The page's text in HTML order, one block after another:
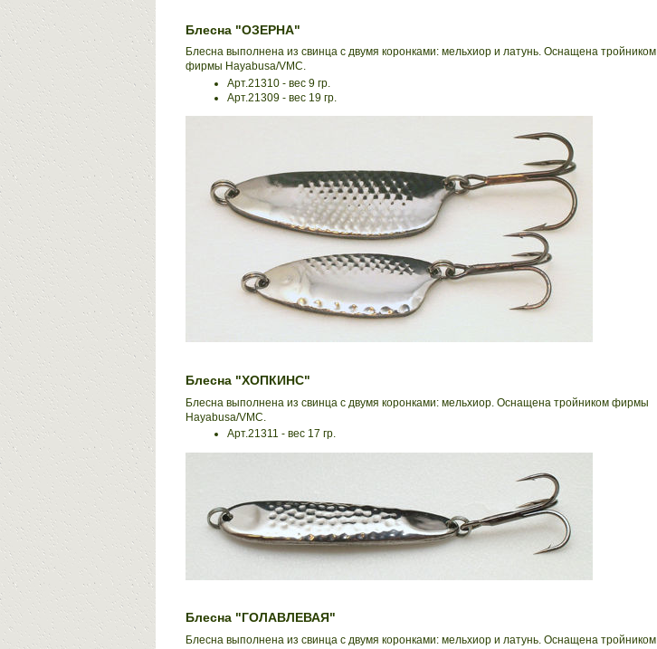
Блесна "ОЗЕРНА"
Блесна выполнена из свинца с двумя коронками: мельхиор и латунь. Оснащена тройником
фирмы Hayabusa/VMC.
Арт.21310 - вес 9 гр.
Арт.21309 - вес 19 гр.
Блесна "ХОПКИНС"
Блесна выполнена из свинца с двумя коронками: мельхиор. Оснащена тройником фирмы
Hayabusa/VMC.
Арт.21311 - вес 17 гр.
Блесна "ГОЛАВЛЕВАЯ"
Блесна выполнена из свинца с двумя коронками: мельхиор и латунь. Оснащена тройником